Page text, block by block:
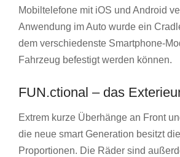
Mobiltelefone mit iOS und Android
Anwendung im Auto wurde ein
dem verschiedenste Smartphone-
Fahrzeug befestigt werden können.
FUN.ctional – das
Extrem kurze Überhänge an Front
die neue smart Generation besitzt
Proportionen. Die Räder sind